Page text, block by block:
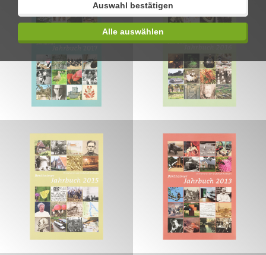
€ €
€ €
Auswahl bestätigen
Alle auswählen